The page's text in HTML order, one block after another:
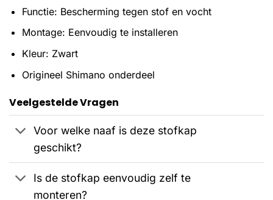
Functie: Bescherming tegen stof en vocht
Montage: Eenvoudig te installeren
Kleur: Zwart
Origineel Shimano onderdeel
Veelgestelde Vragen
Voor welke naaf is deze stofkap
geschikt?
Is de stofkap eenvoudig zelf te
monteren?